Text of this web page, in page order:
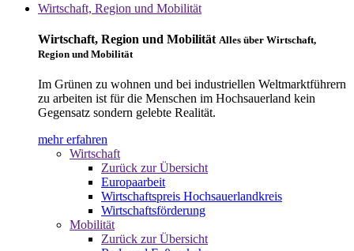
Wirtschaft, Region und Mobilität
Wirtschaft, Region und Mobilität Alles über Wirtschaft,
Region und Mobilität
Im Grünen zu wohnen und bei industriellen Weltmarktführern
zu arbeiten ist für die Menschen im Hochsauerland kein
Gegensatz sondern gelebte Realität.
mehr erfahren
Wirtschaft
Zurück zur Übersicht
Europaarbeit
Wirtschaftspreis Hochsauerlandkreis
Wirtschaftsförderung
Mobilität
Zurück zur Übersicht